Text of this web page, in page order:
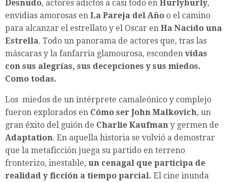
Desnudo, actores adictos a casi todo en Hurlyburly,
envidias amorosas en La Pareja del Año o el camino
para alcanzar el estrellato y el Oscar en Ha Nacido una
Estrella. Todo un panorama de actores que, tras las
máscaras y la fanfarria glamourosa, esconden vidas
con sus alegrías, sus decepciones y sus miedos.
Como todas.
Los miedos de un intérprete camaleónico y complejo
fueron explorados en Cómo ser John Malkovich, un
gran éxito del guión de Charlie Kaufman y germen de
Adaptation. En aquella historia se volvió a demostrar
que la metaficción juega su partido en terreno
fronterizo, inestable, un cenagal que participa de
realidad y ficción a tiempo parcial. El cine inunda